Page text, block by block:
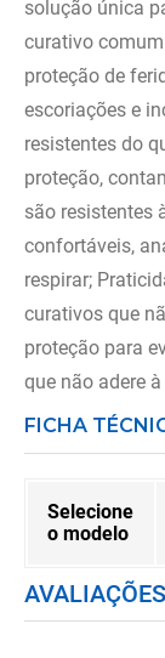
solução única
curativo
proteção de
escoriações e
resistentes do
proteção,
são resistentes
confortáveis,
respirar;
curativos que
proteção para
que não adere
FICHA
Selecione
o modelo
AVALIAÇÕES